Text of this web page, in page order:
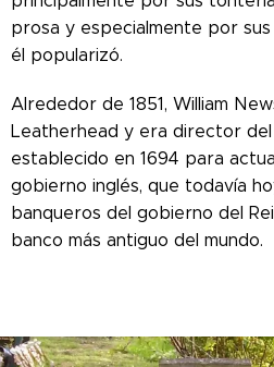
prosa y especialmente por
él popularizó.
Alrededor de 1851, William
Leatherhead y era director
establecido en 1694 para
gobierno inglés, que todavía
banqueros del gobierno del
banco más antiguo del mundo.